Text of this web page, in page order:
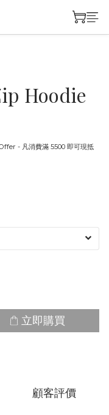
Hoodie
- 凡消費滿 5500 即可現抵
立即購買
顧客評價